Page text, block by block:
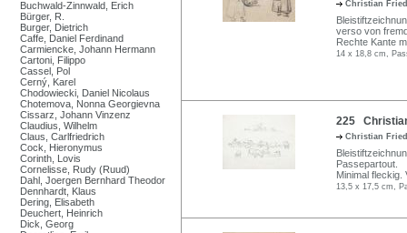
Buchwald-Zinnwald, Erich
Bürger, R.
Burger, Dietrich
Caffe, Daniel Ferdinand
Carmiencke, Johann Hermann
Cartoni, Filippo
Cassel, Pol
Cerný, Karel
Chodowiecki, Daniel Nicolaus
Chotemova, Nonna Georgievna
Cissarz, Johann Vinzenz
Claudius, Wilhelm
Claus, Carlfriedrich
Cock, Hieronymus
Corinth, Lovis
Cornelisse, Rudy (Ruud)
Dahl, Joergen Bernhard Theodor
Dennhardt, Klaus
Dering, Elisabeth
Deuchert, Heinrich
Dick, Georg
Christian
verso von
Rechte Kante
14 x 18,8 cm,
225
Christian
Passepartout.
Minimal fleckig.
13,5 x 17,5 cm,